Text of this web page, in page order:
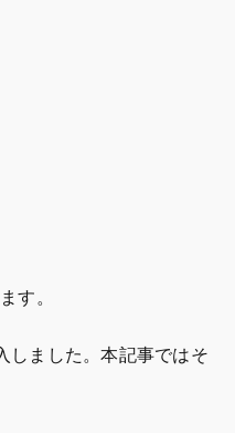
す。
しました。本記事ではそ